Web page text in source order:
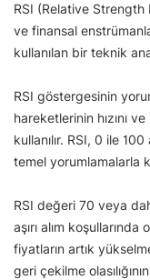
RSI (Relative
ve finansal
kullanılan bir teknik
RSI göstergesinin
hareketlerinin hızını
kullanılır. RSI, 0 ile
temel yorumlamalarla
RSI değeri 70 veya
aşırı alım
fiyatların artık
geri çekilme